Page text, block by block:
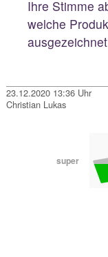
Ihre Stimme
welche
23.12.2020 13:36 Uhr
Christian Lukas
super